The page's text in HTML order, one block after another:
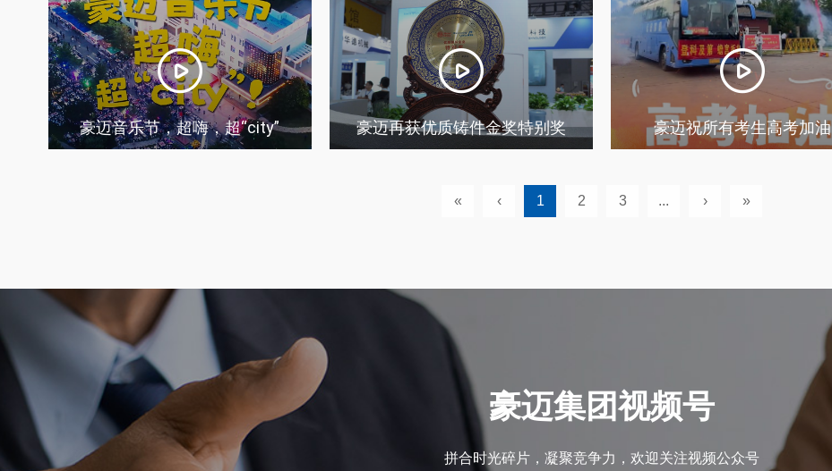
豪迈音乐节，超嗨，超“city” 豪迈再获优质铸件金奖特别奖 豪迈祝所有考生高考加油
« ‹ 1 2 3 ... › »
豪迈集团视频号
拼合时光碎片，凝聚竞争力，欢迎关注视频公众号